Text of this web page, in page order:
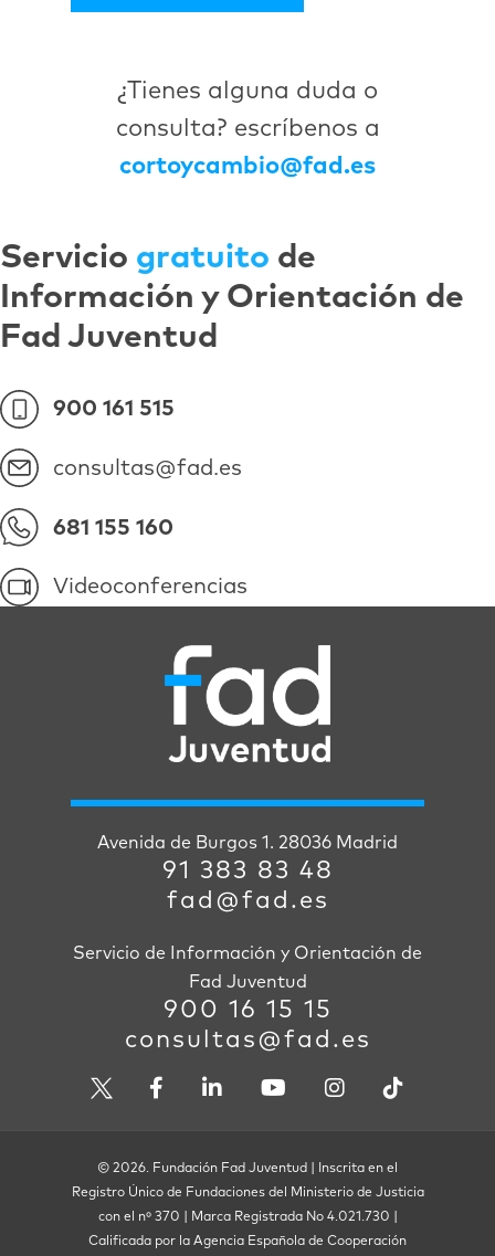
¿Tienes alguna duda o
consulta? escríbenos a
cortoycambio@fad.es
Servicio gratuito de
Información y Orientación de
Fad Juventud
900 161 515
consultas@fad.es
681 155 160
Videoconferencias
Avenida de Burgos 1. 28036 Madrid
91 383 83 48
fad@fad.es
Servicio de Información y Orientación de
Fad Juventud
900 16 15 15
consultas@fad.es
© 2026. Fundación Fad Juventud | Inscrita en el
Registro Único de Fundaciones del Ministerio de Justicia
con el nº 370 | Marca Registrada No 4.021.730 |
Calificada por la Agencia Española de Cooperación